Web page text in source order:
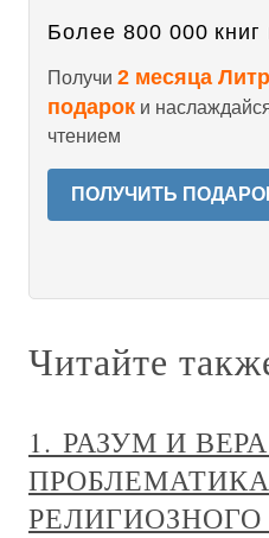
Более 800 000 книг
Получи 2 месяца
подарок и
чтением
ПОЛУЧИТЬ
Читайте
1. РАЗУМ И
ПРОБЛЕМАТИКА